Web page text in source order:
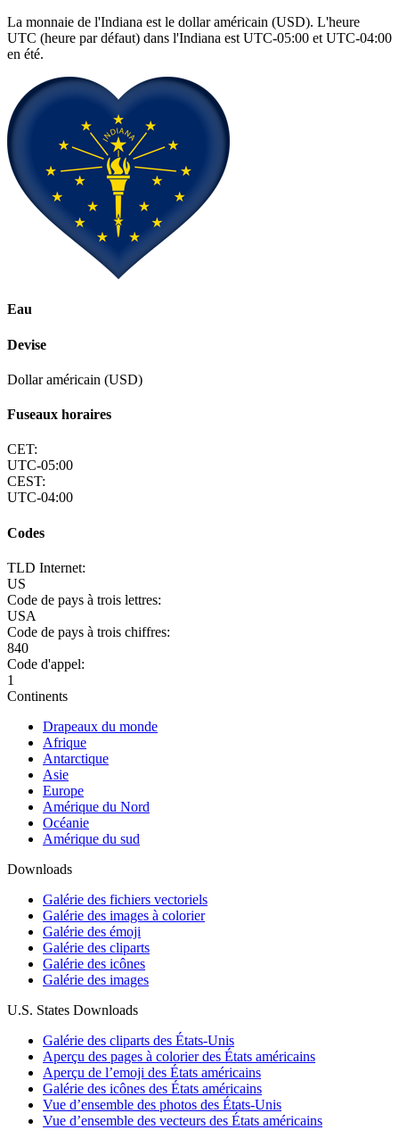
La monnaie de l'Indiana est le dollar américain (USD). L'heure
UTC (heure par défaut) dans l'Indiana est UTC-05:00 et UTC-04:00
en été.
Eau
Devise
Dollar américain (USD)
Fuseaux horaires
CET:
UTC-05:00
CEST:
UTC-04:00
Codes
TLD Internet:
US
Code de pays à trois lettres:
USA
Code de pays à trois chiffres:
840
Code d'appel:
1
Continents
Drapeaux du monde
Afrique
Antarctique
Asie
Europe
Amérique du Nord
Océanie
Amérique du sud
Downloads
Galérie des fichiers vectoriels
Galérie des images à colorier
Galérie des émoji
Galérie des cliparts
Galérie des icônes
Galérie des images
U.S. States Downloads
Galérie des cliparts des États-Unis
Aperçu des pages à colorier des États américains
Aperçu de l’emoji des États américains
Galérie des icônes des États américains
Vue d’ensemble des photos des États-Unis
Vue d’ensemble des vecteurs des États américains